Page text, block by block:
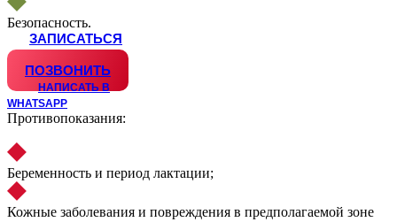
Безопасность.
ЗАПИСАТЬСЯ
WHATSAPP
ПОЗВОНИТЬ
НАПИСАТЬ В
WHATSAPP
Противопоказания:
Беременность и период лактации;
Кожные заболевания и повреждения в предполагаемой зоне